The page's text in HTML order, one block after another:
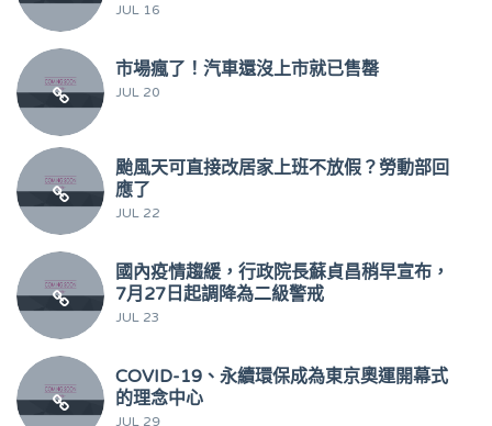
JUL 16
市場瘋了！汽車還沒上市就已售罄
JUL 20
颱風天可直接改居家上班不放假？勞動部回
應了
JUL 22
國內疫情趨緩，行政院長蘇貞昌稍早宣布，
7月27日起調降為二級警戒
JUL 23
COVID-19、永續環保成為東京奧運開幕式
的理念中心
JUL 29